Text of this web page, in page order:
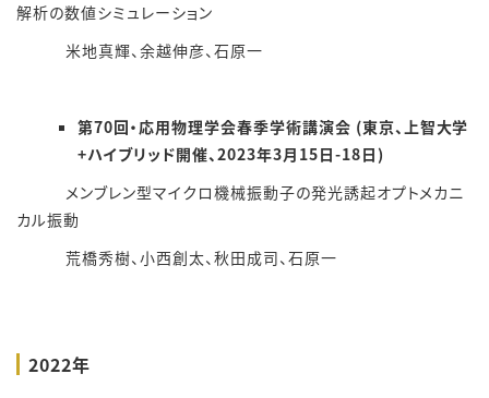
解析の数値シミュレーション
米地真輝、余越伸彦、石原一
第70回・応用物理学会春季学術講演会 (東京、上智大学
+ハイブリッド開催、2023年3月15日-18日)
メンブレン型マイクロ機械振動子の発光誘起オプトメカニ
カル振動
荒橋秀樹、小西創太、秋田成司、石原一
2022年